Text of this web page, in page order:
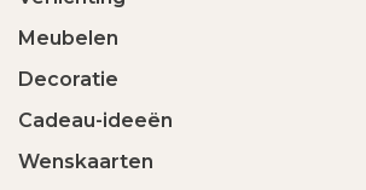
Meubelen
Decoratie
Cadeau-ideeën
Wenskaarten